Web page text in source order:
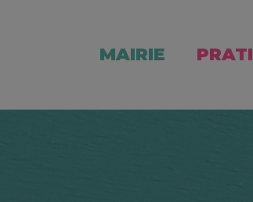
MAIRIE